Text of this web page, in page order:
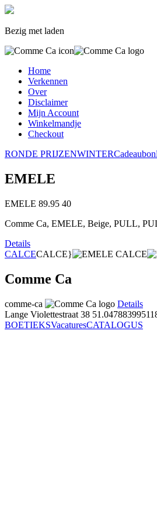
Bezig met laden
Home
Verkennen
Over
Disclaimer
Mijn Account
Winkelmandje
Checkout
RONDE PRIJZENWINTERCadeaubon
EMELE
EMELE 89.95 40
Comme Ca, EMELE, Beige, PULL,
Details
CALCECALCE}
Comme Ca
comme-ca
Details
Lange Violettestraat 38
BOETIEKSVacaturesCATALOGUS